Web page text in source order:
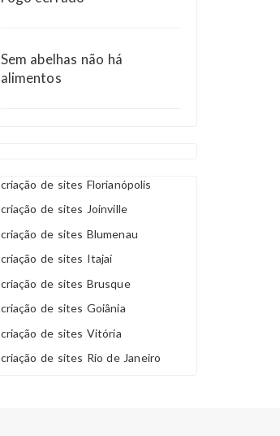
Sem abelhas não há
alimentos
criação de sites Florianópolis
criação de sites Joinville
criação de sites Blumenau
criação de sites Itajaí
criação de sites Brusque
criação de sites Goiânia
criação de sites Vitória
criação de sites Rio de Janeiro